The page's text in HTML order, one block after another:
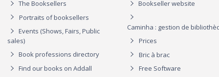
The Booksellers
Portraits of booksellers
Events (Shows, Fairs, Public
sales)
Book professions directory
Find our books on Addall
Bookseller website
Caminha : gestion de
Prices
Bric à brac
Free Software